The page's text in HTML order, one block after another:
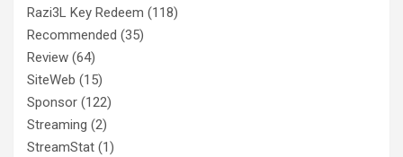
Razi3L Key Redeem (118)
Recommended (35)
Review (64)
SiteWeb (15)
Sponsor (122)
Streaming (2)
StreamStat (1)